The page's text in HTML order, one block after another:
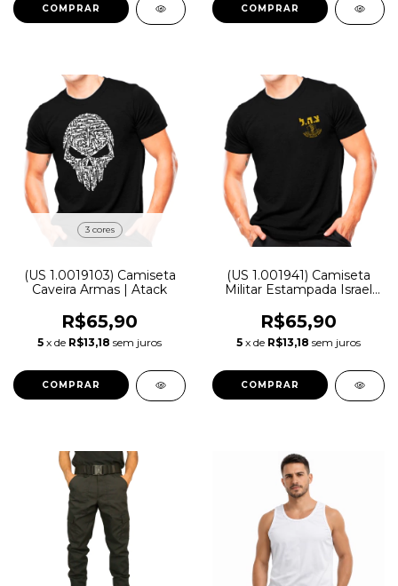
COMPRAR COMPRAR
3 cores
(US 1.0019103) Camiseta
Caveira Armas | Atack
R$65,90
5 x de R$13,18 sem juros
COMPRAR
(US 1.001941) Camiseta
Militar Estampada Israel
Atack
R$65,90
5 x de R$13,18 sem juros
COMPRAR